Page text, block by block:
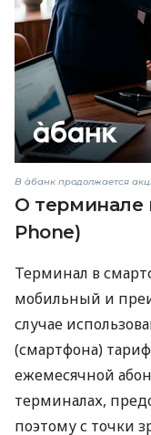
В àбанк продолжается
О терминале
Phone)
Терминал в
мобильный и
случае
(смартфона)
ежемесячной
терминалах,
поэтому с точки